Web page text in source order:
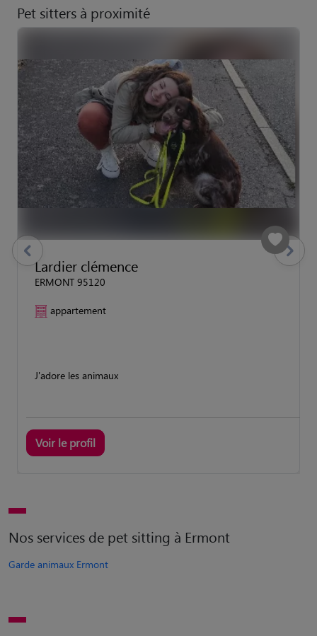
Pet sitters à proximité
Lardier clémence
ERMONT 95120
appartement
J'adore les animaux
Voir le profil
previous Suivant
Nos services de pet sitting à Ermont
Garde animaux Ermont